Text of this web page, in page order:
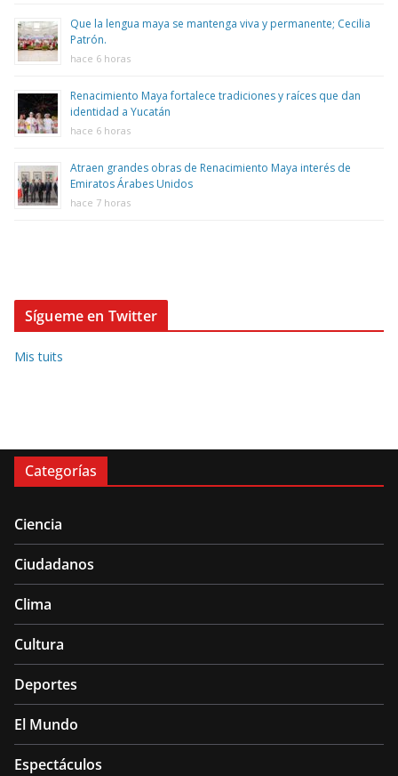
Que la lengua maya se mantenga viva y permanente; Cecilia
Patrón.
hace 6 horas
Renacimiento Maya fortalece tradiciones y raíces que dan
identidad a Yucatán
hace 6 horas
Atraen grandes obras de Renacimiento Maya interés de
Emiratos Árabes Unidos
hace 7 horas
Sígueme en Twitter
Mis tuits
Categorías
Ciencia
Ciudadanos
Clima
Cultura
Deportes
El Mundo
Espectáculos